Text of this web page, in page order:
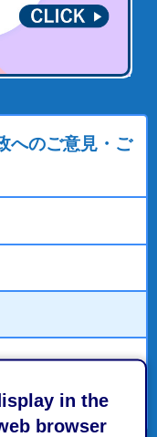
in the
browser
へのご意見・ご